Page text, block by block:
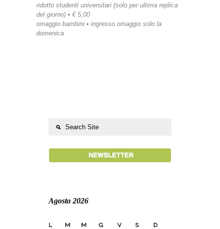
ridotto studenti universitari (solo per ultima replica
del giorno) • € 5,00
omaggio bambini • ingresso omaggio solo la
domenica
Agosto 2026
L M M G V S D